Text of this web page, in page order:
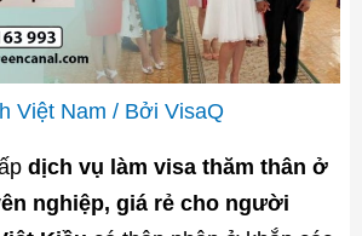
Việt Nam / Bởi VisaQ
dịch vụ làm visa thăm thân ở
nghiệp, giá rẻ cho người